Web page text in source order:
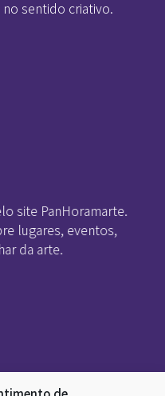
sentido criativo.
site PanHoramarte.
lugares, eventos,
da arte.